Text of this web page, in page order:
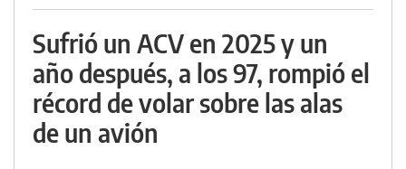
Sufrió un ACV en 2025 y un
año después, a los 97, rompió el
récord de volar sobre las alas
de un avión